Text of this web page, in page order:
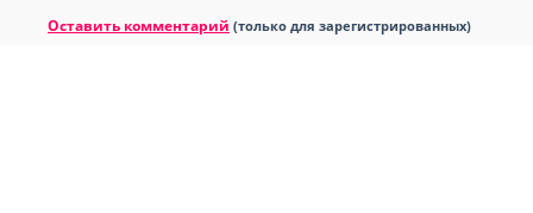
Оставить комментарий (только для зарегистрированных)